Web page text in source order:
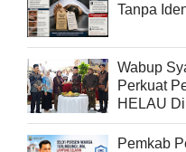
Tanpa
Wabup
Perkuat
HELAU
Beringin
Pemkab